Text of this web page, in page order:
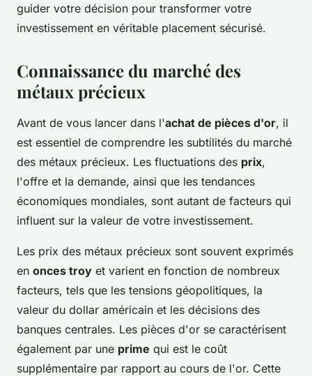
guider votre décision pour transformer votre
investissement en véritable placement sécurisé.
Connaissance du marché des
métaux précieux
Avant de vous lancer dans l'achat de pièces d'or, il
est essentiel de comprendre les subtilités du marché
des métaux précieux. Les fluctuations des prix,
l'offre et la demande, ainsi que les tendances
économiques mondiales, sont autant de facteurs qui
influent sur la valeur de votre investissement.
Les prix des métaux précieux sont souvent exprimés
en onces troy et varient en fonction de nombreux
facteurs, tels que les tensions géopolitiques, la
valeur du dollar américain et les décisions des
banques centrales. Les pièces d'or se caractérisent
également par une prime qui est le coût
supplémentaire par rapport au cours de l'or. Cette